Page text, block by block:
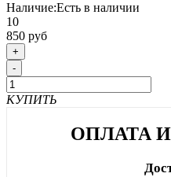
Наличие:Есть в наличии
10
850 руб
+
-
КУПИТЬ
ОПЛАТА